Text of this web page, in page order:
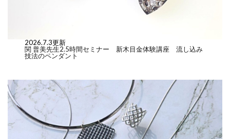
2026.7.3更新
関 普美先生2.5時間セミナー 新木目金体験講座 流し込み
技法のペンダント